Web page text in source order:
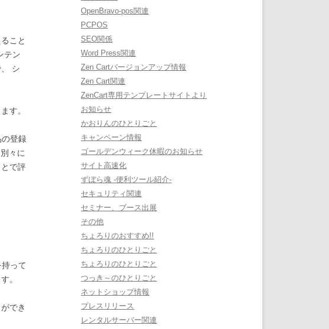
こと
テン
シ
す。
登録
々に
で評
って
。
でき
OpenBravo-pos関連
PCPOS
SEO関係
Word Press関連
Zen Cartバージョンアップ情報
Zen Cart関連
ZenCart専用テンプレートサイトより
お知らせ
かおりんのひとりごと
キャンペーン情報
ゴールデンウィーク休暇のお知らせ
サイト高速化
ずぼら魂 -便利ツール紹介-
セキュリティ関連
セミナー、ブース出展
その他
ちょろりのおすすめ!!
ちょろりのひとりごと
ちょろりのひとりごと
つっき～のひとりごと
ネットショップ情報
プレスリリース
レンタルサーバー関連